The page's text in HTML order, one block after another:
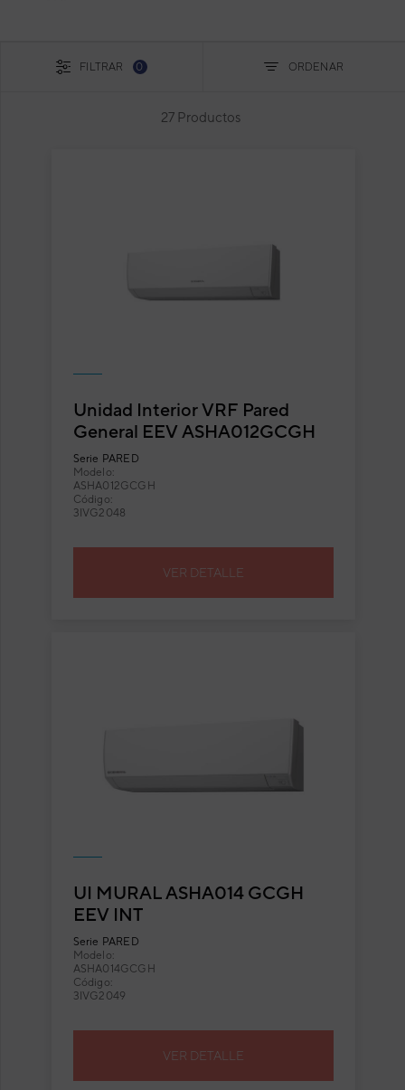
27 Productos
FILTRAR 0 ORDENAR
Unidad Interior VRF Pared
General EEV ASHA012GCGH
Serie PARED
Modelo:
ASHA012GCGH
Código:
3IVG2048
VER DETALLE
UI MURAL ASHA014 GCGH
EEV INT
Serie PARED
Modelo:
ASHA014GCGH
Código:
3IVG2049
VER DETALLE